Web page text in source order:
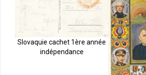
Slovaquie cachet 1ère année
indépendance